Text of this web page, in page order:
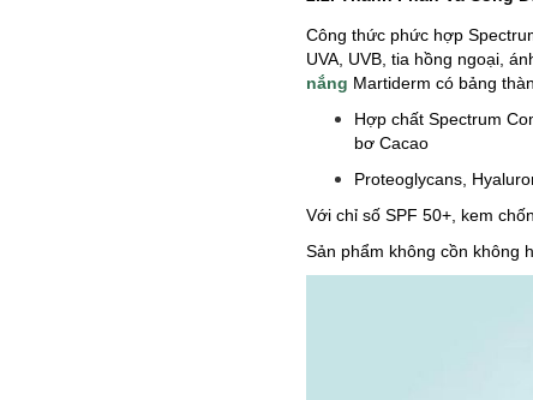
Công thức phức hợp
UVA, UVB, tia hồng ngoại,
nắng Martiderm có bảng
Hợp chất Spectrum
bơ Cacao
Proteoglycans,
Với chỉ số SPF 50+, kem
Sản phẩm không cồn không